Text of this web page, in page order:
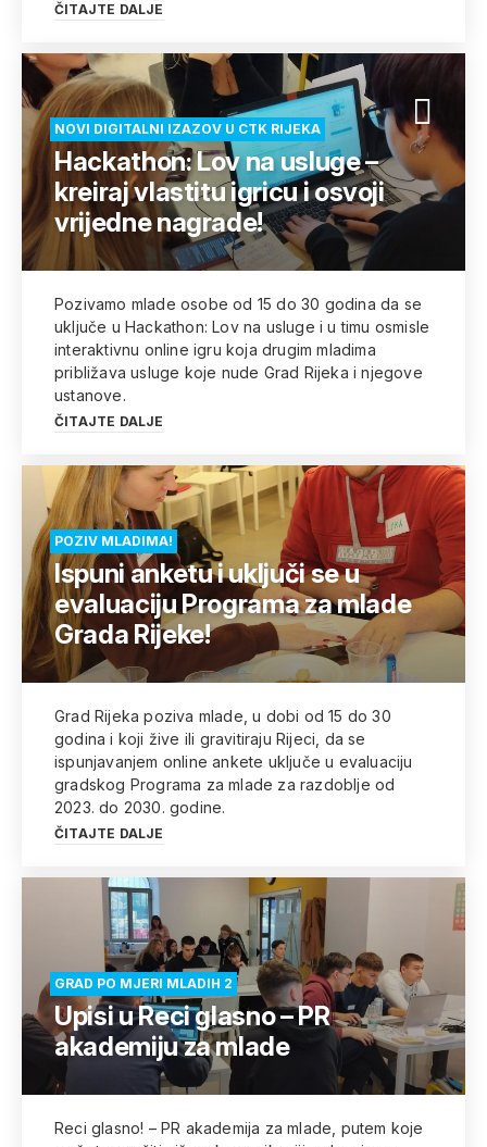
ČITAJTE DALJE
NOVI DIGITALNI IZAZOV U CTK RIJEKA
Hackathon: Lov na usluge –
kreiraj vlastitu igricu i osvoji
vrijedne nagrade!
Pozivamo mlade osobe od 15 do 30 godina da se
uključe u Hackathon: Lov na usluge i u timu osmisle
interaktivnu online igru koja drugim mladima
približava usluge koje nude Grad Rijeka i njegove
ustanove.
ČITAJTE DALJE
POZIV MLADIMA!
Ispuni anketu i uključi se u
evaluaciju Programa za mlade
Grada Rijeke!
Grad Rijeka poziva mlade, u dobi od 15 do 30
godina i koji žive ili gravitiraju Rijeci, da se
ispunjavanjem online ankete uključe u evaluaciju
gradskog Programa za mlade za razdoblje od
2023. do 2030. godine.
ČITAJTE DALJE
GRAD PO MJERI MLADIH 2
Upisi u Reci glasno – PR
akademiju za mlade
Reci glasno! – PR akademija za mlade, putem koje